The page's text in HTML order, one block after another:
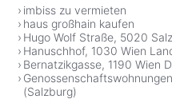
imbiss zu vermieten
haus großhain kaufen
Hugo Wolf Straße, 5020
Hanuschhof, 1030 Wien
Bernatzikgasse, 1190 Wien
(Salzburg)